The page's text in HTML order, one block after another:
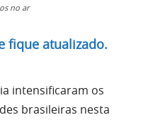
no ar
fique atualizado.
intensificaram os
brasileiras nesta